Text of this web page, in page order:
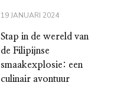
19 JANUARI 2024
Stap in de wereld van
de Filipijnse
smaakexplosie: een
culinair avontuur